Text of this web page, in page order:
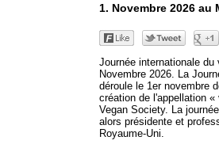
1. Novembre 2026 au
Journée internationale
Novembre 2026. La
déroule le 1er novembre
création de l'appellation
Vegan Society. La
alors présidente et
Royaume-Uni.